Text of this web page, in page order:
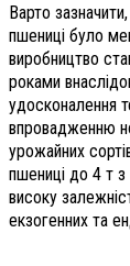
Варто
пшениці було
виробництво
роками
удосконалення
впровадженню
урожайних
пшениці до 4 т
високу
екзогенних та